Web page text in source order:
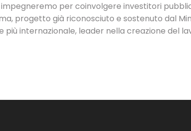
impegneremo per coinvolgere investitori
progetto già riconosciuto e sostenuto dal
internazionale, leader nella creazione del